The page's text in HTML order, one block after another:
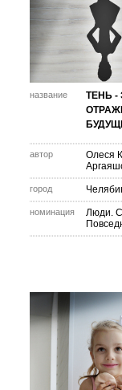
название
ТЕНЬ -
автор Олеся
город
номинация
Люди.